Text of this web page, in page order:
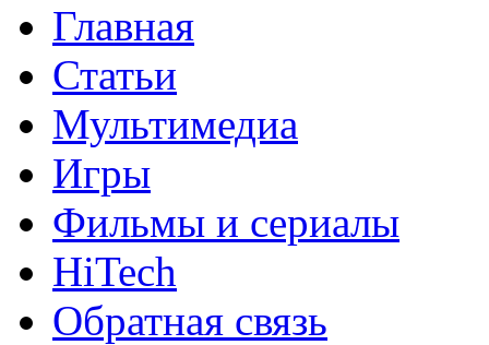
Главная
Статьи
Мультимедиа
Игры
Фильмы и сериалы
HiTech
Обратная связь